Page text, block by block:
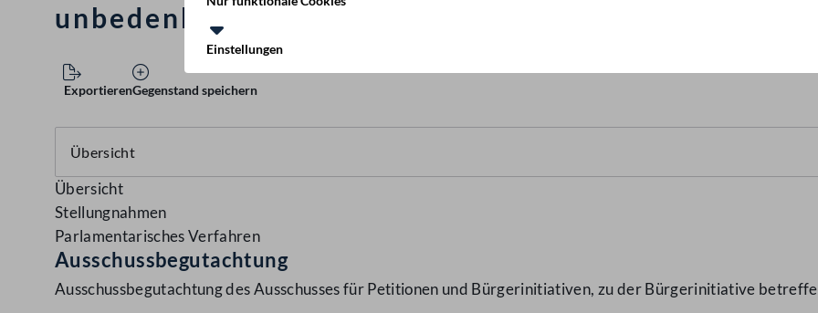
Einstellungen
unbedenkliche Raumluft in Österreichs
ExportierenGegenstand speichern
Übersicht
Stellungnahmen
Parlamentarisches Verfahren
Ausschussbegutachtung
Ausschussbegutachtung des Ausschusses für Petitionen und Bürgerinitiativen, zu der Bürgerinitiative